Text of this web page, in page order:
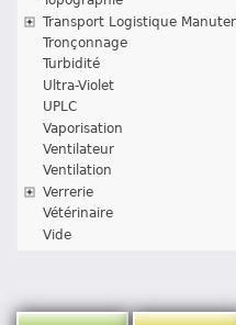
Transport Logistique
Tronçonnage
Turbidité
Ultra-Violet
UPLC
Vaporisation
Ventilateur
Ventilation
Verrerie
Vétérinaire
Vide